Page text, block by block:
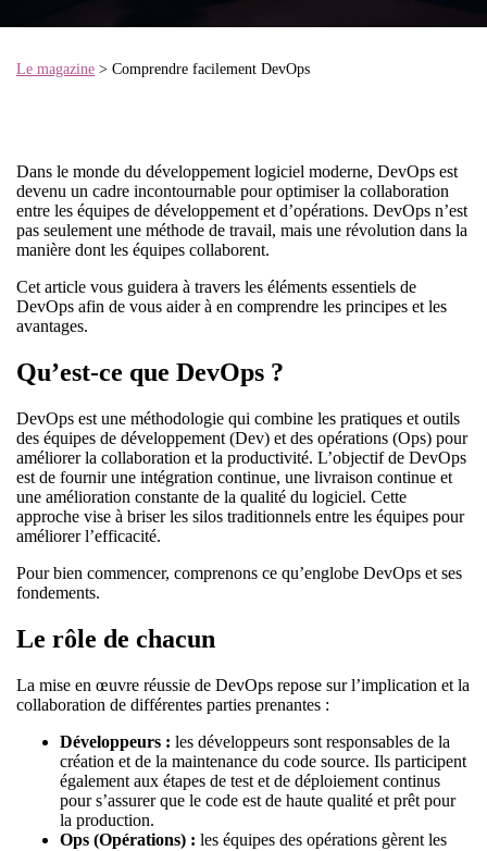
Le magazine > Comprendre facilement DevOps
Dans le monde du développement logiciel moderne, DevOps est
devenu un cadre incontournable pour optimiser la collaboration
entre les équipes de développement et d’opérations. DevOps n’est
pas seulement une méthode de travail, mais une révolution dans la
manière dont les équipes collaborent.
Cet article vous guidera à travers les éléments essentiels de
DevOps afin de vous aider à en comprendre les principes et les
avantages.
Qu’est-ce que DevOps ?
DevOps est une méthodologie qui combine les pratiques et outils
des équipes de développement (Dev) et des opérations (Ops) pour
améliorer la collaboration et la productivité. L’objectif de DevOps
est de fournir une intégration continue, une livraison continue et
une amélioration constante de la qualité du logiciel. Cette
approche vise à briser les silos traditionnels entre les équipes pour
améliorer l’efficacité.
Pour bien commencer, comprenons ce qu’englobe DevOps et ses
fondements.
Le rôle de chacun
La mise en œuvre réussie de DevOps repose sur l’implication et la
collaboration de différentes parties prenantes :
Développeurs : les développeurs sont responsables de la
création et de la maintenance du code source. Ils participent
également aux étapes de test et de déploiement continus
pour s’assurer que le code est de haute qualité et prêt pour
la production.
Ops (Opérations) : les équipes des opérations gèrent les